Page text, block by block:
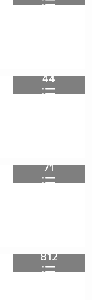
44
71
812